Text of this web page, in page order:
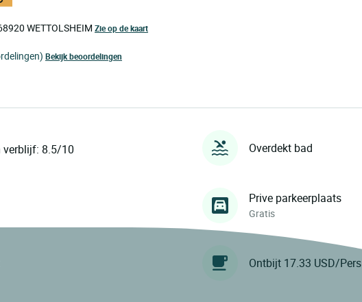
WETTOLSHEIM Zie op de kaart
Bekijk beoordelingen
verblijf: 8.5/10 Overdekt bad
Prive parkeerplaats
Gratis
Ontbijt 17.33 USD/Pers